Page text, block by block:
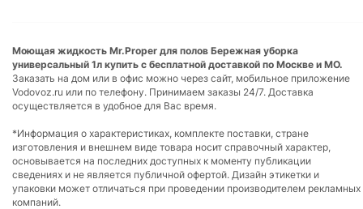
Моющая жидкость Mr.Proper для полов Бережная уборка
универсальный 1л купить с бесплатной доставкой по Москве и МО.
Заказать на дом или в офис можно через сайт, мобильное приложение
Vodovoz.ru или по телефону. Принимаем заказы 24/7. Доставка
осуществляется в удобное для Вас время.
*Информация о характеристиках, комплекте поставки, стране
изготовления и внешнем виде товара носит справочный характер,
основывается на последних доступных к моменту публикации
сведениях и не является публичной офертой. Дизайн этикетки и
упаковки может отличаться при проведении производителем рекламных
компаний.